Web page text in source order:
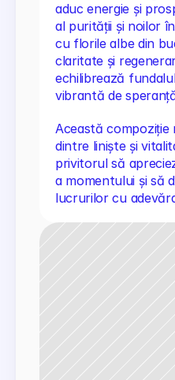
aduc energie și
al purității și noilor
cu florile albe din
claritate și
echilibrează
vibrantă de
Această
dintre liniște și
privitorul să
a momentului și să
lucrurilor cu